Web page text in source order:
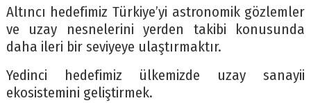
Altıncı hedefimiz Türkiye’yi astronomik gözlemler
ve uzay nesnelerini yerden takibi konusunda
daha ileri bir seviyeye ulaştırmaktır.
Yedinci hedefimiz ülkemizde uzay sanayii
ekosistemini geliştirmek.